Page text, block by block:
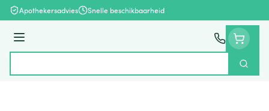
Ga naar de inhoud
Apothekersadvies Snelle beschikbaarheid
Menu
Zoek